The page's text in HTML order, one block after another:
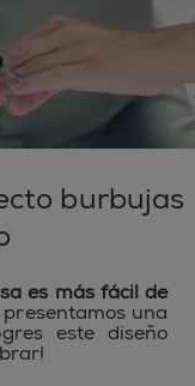
burbujas
es más fácil de
una
este diseño